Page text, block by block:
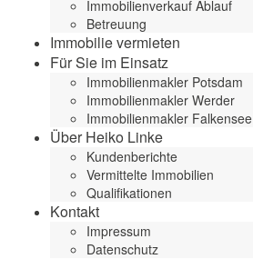
Immobilienverkauf Ablauf
Betreuung
Immobilie vermieten
Für Sie im Einsatz
Immobilienmakler Potsdam
Immobilienmakler Werder
Immobilienmakler Falkensee
Über Heiko Linke
Kundenberichte
Vermittelte Immobilien
Qualifikationen
Kontakt
Impressum
Datenschutz